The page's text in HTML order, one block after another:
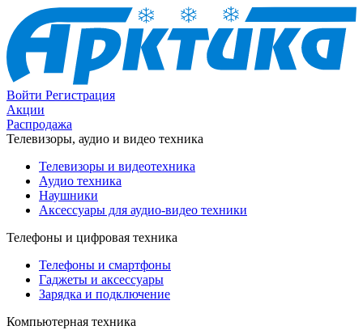
Войти Регистрация
Акции
Распродажа
Телевизоры, аудио и видео техника
Телевизоры и видеотехника
Аудио техника
Наушники
Аксессуары для аудио-видео техники
Телефоны и цифровая техника
Телефоны и смартфоны
Гаджеты и аксессуары
Зарядка и подключение
Компьютерная техника